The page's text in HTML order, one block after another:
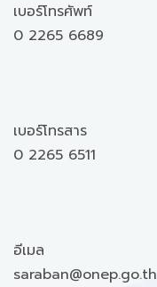
เบอร์โทรศัพท์
0 2265 6689
เบอร์โทรสาร
0 2265 6511
อีเมล
saraban@onep.go.th